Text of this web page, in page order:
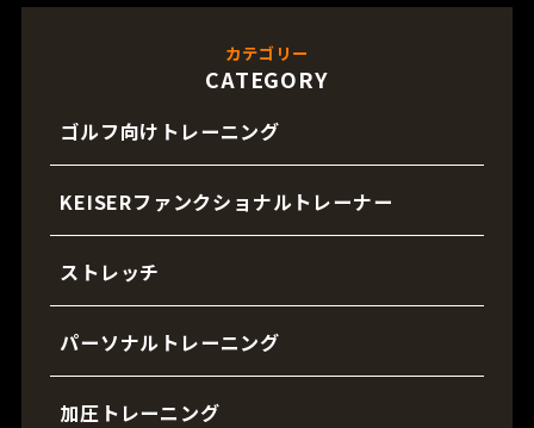
カテゴリー
CATEGORY
ゴルフ向けトレーニング
KEISERファンクショナルトレーナー
ストレッチ
パーソナルトレーニング
加圧トレーニング